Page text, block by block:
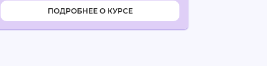
ПОДРОБНЕЕ О КУРСЕ